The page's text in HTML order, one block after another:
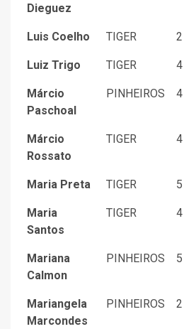
Dieguez
Luis Coelho TIGER 2
Luiz Trigo TIGER 4
Márcio
Paschoal
PINHEIROS 4
Márcio
Rossato
TIGER 4
Maria Preta TIGER 5
Maria
Santos
TIGER 4
Mariana
Calmon
PINHEIROS 5
Mariangela
Marcondes
PINHEIROS 2